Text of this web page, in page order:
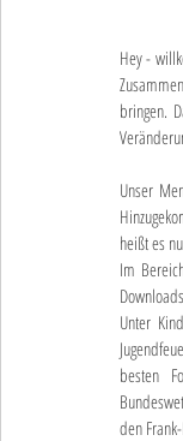
Hey -
bringen.
Unser
heißt es
Im
Unter
besten
den